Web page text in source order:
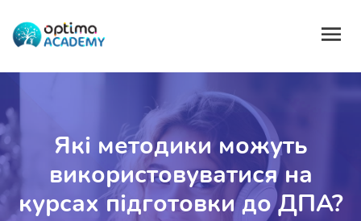
Які методики можуть
використовуватися на
курсах підготовки до ДПА?